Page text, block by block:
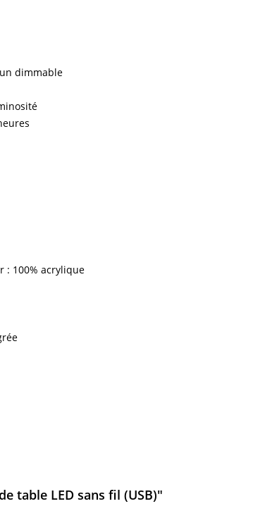
dimmable
: 100% acrylique
table LED sans fil (USB)"